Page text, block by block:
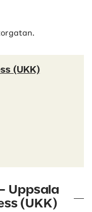
(UKK)
Uppsala
(UKK)